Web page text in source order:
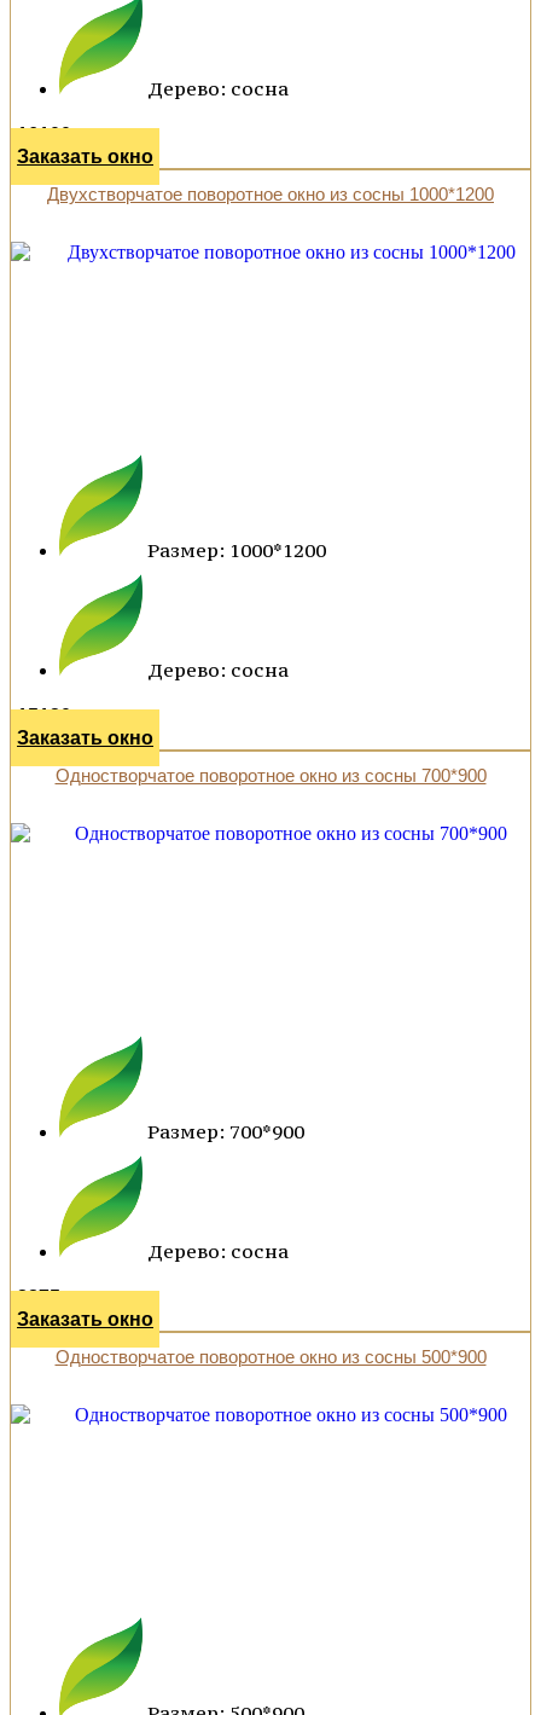
Дерево: сосна
16100 р.
Заказать окно
Двухстворчатое поворотное окно из сосны 1000*1200
Размер: 1000*1200
Дерево: сосна
15120 р.
Заказать окно
Одностворчатое поворотное окно из сосны 700*900
Размер: 700*900
Дерево: сосна
8875 р.
Заказать окно
Одностворчатое поворотное окно из сосны 500*900